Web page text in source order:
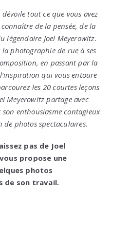
dévoile tout ce que vous avez
de la pensée, de la
légendaire Joel Meyerowitz.
la photographie de rue à ses
en passant par la
qui vous entoure
les 20 courtes leçons
Meyerowitz partage avec
son enthousiasme contagieux
photos spectaculaires.
pas de Joel
propose une
photos
de son travail.